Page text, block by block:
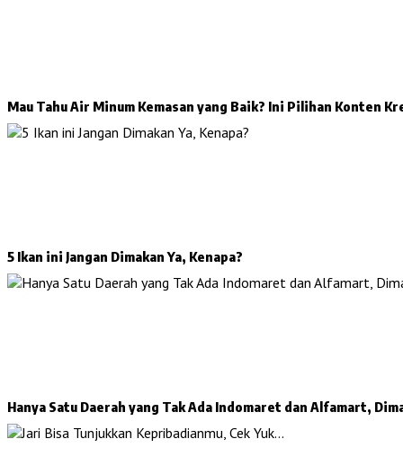
Mau Tahu Air Minum Kemasan yang Baik? Ini Pilihan Konten
5 Ikan ini Jangan Dimakan Ya, Kenapa?
Hanya Satu Daerah yang Tak Ada Indomaret dan Alfamart,